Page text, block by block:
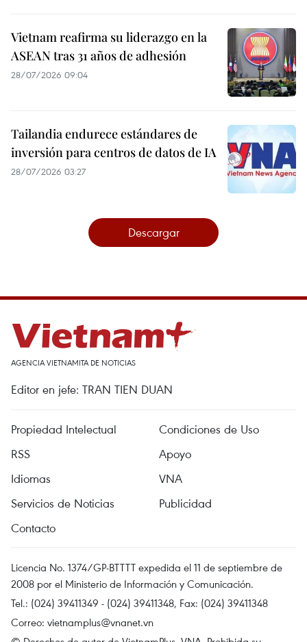
Vietnam reafirma su liderazgo en la
ASEAN tras 31 años de adhesión
28/07/2026 09:04
Tailandia endurece estándares de
inversión para centros de datos de IA
28/07/2026 03:27
Descargar
AGENCIA VIETNAMITA DE NOTICIAS
Editor en jefe: TRAN TIEN DUAN
Propiedad Intelectual
Condiciones de Uso
RSS
Apoyo
Idiomas
VNA
Servicios de Noticias
Publicidad
Contacto
Licencia No. 1374/GP-BTTTT expedida el 11 de septiembre de
2008 por el Ministerio de Información y Comunicación.
Tel.: (024) 39411349 - (024) 39411348, Fax: (024) 39411348
Correo: vietnamplus@vnanet.vn